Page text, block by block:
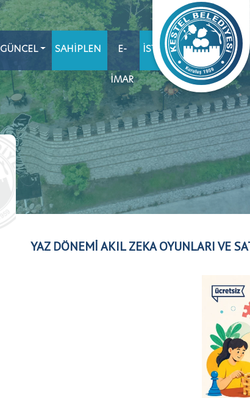
GÜNCEL SAHIPLEN E-
İMAR
İSTIHDAM
YAZ DÖNEMİ AKIL ZEKA OYUNLARI VE